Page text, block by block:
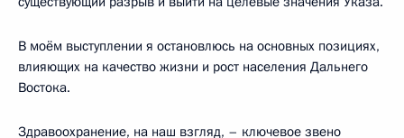
В моём выступлении я остановлюсь на основных позициях,
влияющих на качество жизни и рост населения Дальнего
Востока.
Здравоохранение, на наш взгляд, – ключевое звено